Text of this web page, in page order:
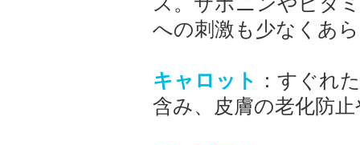
への刺激も少なくあ
キャロット ：すぐれ
含み、皮膚の老化防